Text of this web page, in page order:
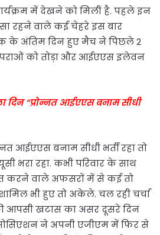
में देखने को मिली है. पहले इन
रहने वाले कई चेहरे इस बार
के अंतिम दिन हुए मैच ने पिछले 2
को तोड़ा और आईएएस इलेवन
“प्रोन्नत आईएएस बनाम सीधी
आईएएस बनाम सीधी भर्ती रहा तो
भरा रहा. कभी परिवार के साथ
करने वाले अफसरों में से कई तो
भी हुए तो अकेले. चल रही चर्चा
आपसी खटास का असर दूसरे दिन
ने अपनी एजीएम में फिर से